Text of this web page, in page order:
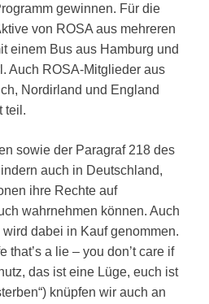
gewinnen. Für die
von ROSA aus mehreren
einem Bus aus Hamburg und
Auch ROSA-Mitglieder aus
Nordirland und England
teil.
sowie der Paragraf 218 des
auch in Deutschland,
ihre Rechte auf
wahrnehmen können. Auch
dabei in Kauf genommen.
that’s a lie – you don’t care if
das ist eine Lüge, euch ist
knüpfen wir auch an